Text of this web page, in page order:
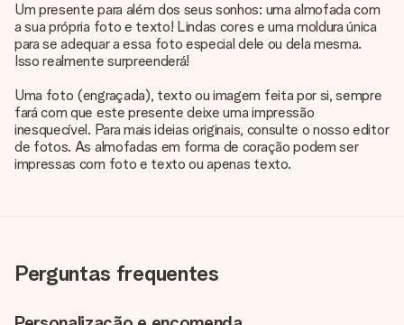
Um presente para além dos seus sonhos: uma almofada com
a sua própria foto e texto! Lindas cores e uma moldura única
para se adequar a essa foto especial dele ou dela mesma.
Isso realmente surpreenderá!
Uma foto (engraçada), texto ou imagem feita por si, sempre
fará com que este presente deixe uma impressão
inesquecível. Para mais ideias originais, consulte o nosso editor
de fotos. As almofadas em forma de coração podem ser
impressas com foto e texto ou apenas texto.
Perguntas frequentes